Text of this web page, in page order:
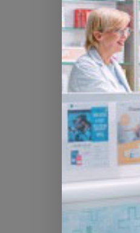
habitants,
5 (nord-est),